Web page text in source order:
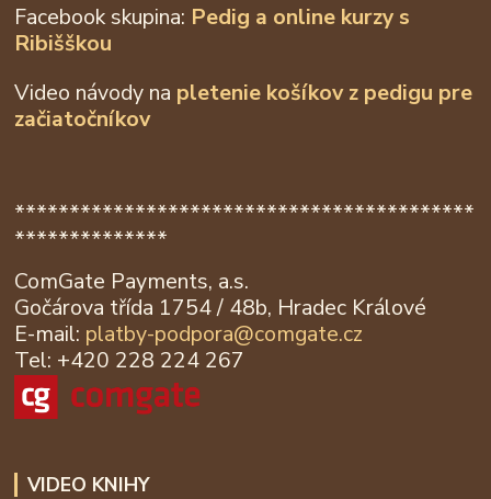
Facebook skupina: Pedig a online kurzy s
Ribišškou
Video návody na pletenie košíkov z pedigu pre
začiatočníkov
******************************************
**************
ComGate Payments, a.s.
Gočárova třída 1754 / 48b, Hradec Králové
E-mail: platby-podpora@comgate.cz
Tel: +420 228 224 267
VIDEO KNIHY